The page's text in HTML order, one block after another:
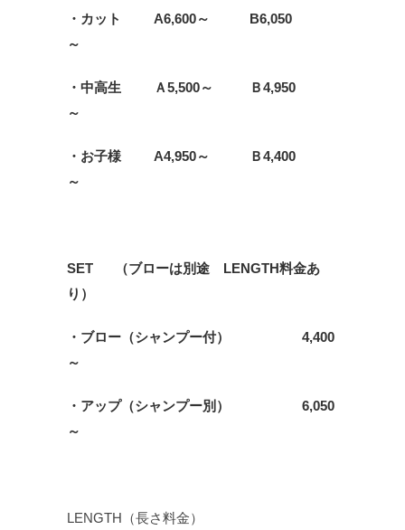
・カット A6,600～ B6,050
～
・中高生 Ａ5,500～ Ｂ4,950
～
・お子様 A4,950～ Ｂ4,400
～
SET （ブローは別途 LENGTH料金あ
り）
・ブロー（シャンプー付） 4,400
～
・アップ（シャンプー別） 6,050
～
LENGTH（長さ料金）